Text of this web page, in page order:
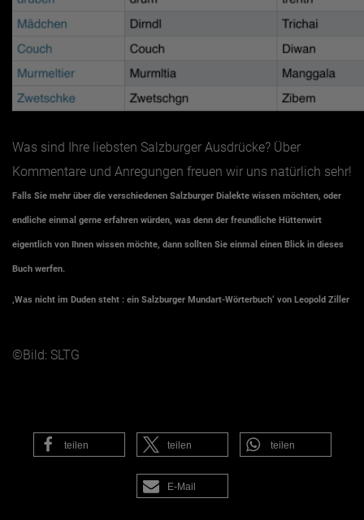
Was sind Ihre liebsten Salzburger Ausdrücke? Über
Kommentare und Anregungen freuen wir uns natürlich sehr!
Falls Sie mehr über die verschiedenen Salzburger Dialekte wissen möchten, oder
endliche einmal gerne erfahren würden, was denn der freundliche Hüttenwirt
eigentlich von Ihnen wissen möchte, dann sollten Sie einmal einen Blick in dieses
Buch werfen.
‚Was nicht im Duden steht : ein Salzburger Mundart-Wörterbuch‘ von Leopold Ziller
©Bild: SLTG
teilen teilen teilen
E-Mail